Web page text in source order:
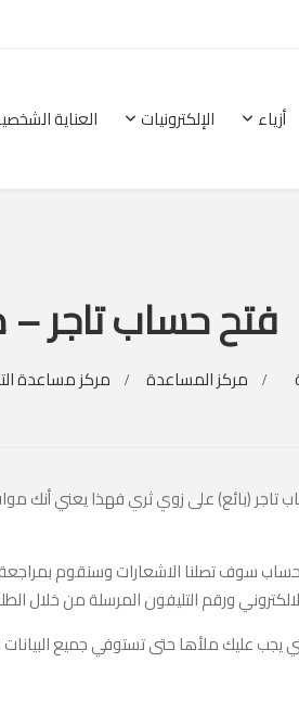
أزياء الإلكترونيات العناية
فتح حساب تاجر
مركز المساعدة مركز مساعدة
تاجر (بائع) على زوي ثري فهذا يعني أنك
ورقم التليفون المرسلة من خلال
عليك ملأها حتى تستوفي جميع